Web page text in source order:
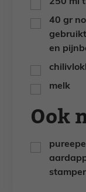
▢
▢
40 gr
en
▢
▢
melk
Ook
▢